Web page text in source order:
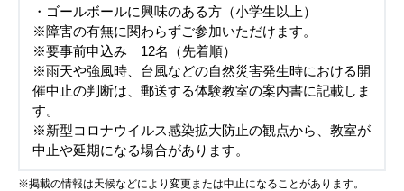
・ゴールボールに興味のある方（小学生以上）
※障害の有無に関わらずご参加いただけます。
※要事前申込み 12名（先着順）
※雨天や強風時、台風などの自然災害発生時における開
催中止の判断は、郵送する体験教室の案内書に記載しま
す。
※新型コロナウイルス感染拡大防止の観点から、教室が
中止や延期になる場合があります。
※掲載の情報は天候などにより変更または中止になることがあります。